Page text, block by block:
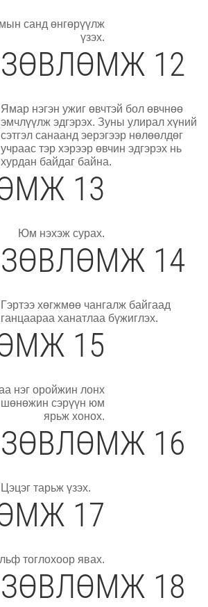
санд өнгөрүүлж
үзэх.
ЗӨВЛӨМЖ 12
Ямар нэгэн ужиг өвчтэй бол өвчнөө
эмчлүүлж эдгэрэх. Зуны улирал хүний
сэтгэл санаанд эерэгээр нөлөөлдөг
учраас тэр хэрээр өвчин эдгэрэх нь
хурдан байдаг байна.
13
Юм нэхэж сурах.
ЗӨВЛӨМЖ 14
Гэртээ хөгжмөө чангалж байгаад
ганцаараа ханатлаа бүжиглэх.
15
нэг оройжин лонх
шөнөжин сэрүүн юм
ярьж хонох.
ЗӨВЛӨМЖ 16
Цэцэг тарьж үзэх.
17
тоглохоор явах.
ЗӨВЛӨМЖ 18